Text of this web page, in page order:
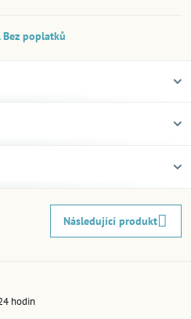
poplatků
Následující produkt
hodin